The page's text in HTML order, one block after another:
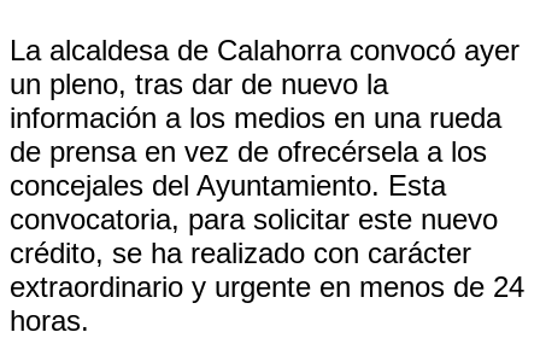
La alcaldesa de Calahorra convocó ayer
un pleno, tras dar de nuevo la
información a los medios en una rueda
de prensa en vez de ofrecérsela a los
concejales del Ayuntamiento. Esta
convocatoria, para solicitar este nuevo
crédito, se ha realizado con carácter
extraordinario y urgente en menos de 24
horas.